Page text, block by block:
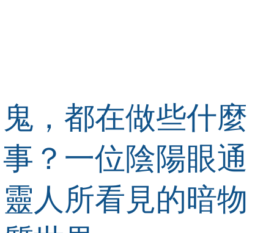
鬼，都在做些什麼
事？一位陰陽眼通
靈人所看見的暗物